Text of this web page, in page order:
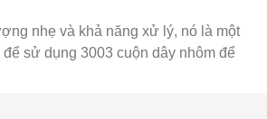
nhẹ và khả năng xử lý, nó là một
sử dụng 3003 cuộn dây nhôm để